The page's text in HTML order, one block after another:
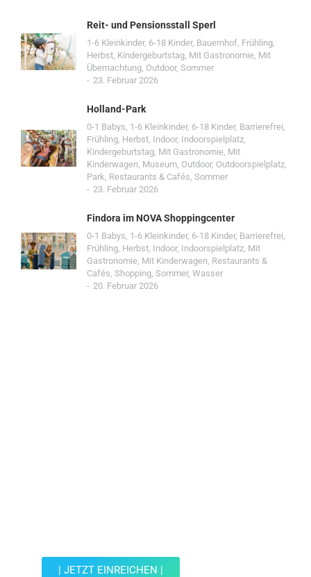
Reit- und Pensionsstall Sperl
1-6 Kleinkinder, 6-18 Kinder, Bauernhof, Frühling,
Herbst, Kindergeburtstag, Mit Gastronomie, Mit
Übernachtung, Outdoor, Sommer
23. Februar 2026
Holland-Park
0-1 Babys, 1-6 Kleinkinder, 6-18 Kinder, Barrierefrei,
Frühling, Herbst, Indoor, Indoorspielplatz,
Kindergeburtstag, Mit Gastronomie, Mit
Kinderwagen, Museum, Outdoor, Outdoorspielplatz,
Park, Restaurants & Cafés, Sommer
23. Februar 2026
Findora im NOVA Shoppingcenter
0-1 Babys, 1-6 Kleinkinder, 6-18 Kinder, Barrierefrei,
Frühling, Herbst, Indoor, Indoorspielplatz, Mit
Gastronomie, Mit Kinderwagen, Restaurants &
Cafés, Shopping, Sommer, Wasser
20. Februar 2026
| JETZT EINREICHEN |